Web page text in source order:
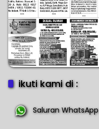
ikuti kami di :
Saluran WhatsApp